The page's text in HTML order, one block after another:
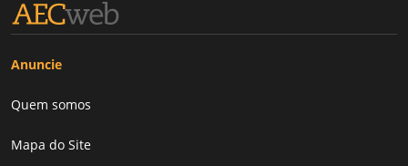
Anuncie
Quem somos
Mapa do Site